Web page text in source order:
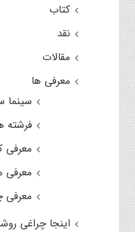
کتاب
نقد
مقالات
معرفی ها
سینما
فرشته
معرفی
معرفی
معرفی
اینجا چراغی